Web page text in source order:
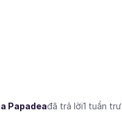
Papadeađã trả lời1 tuần